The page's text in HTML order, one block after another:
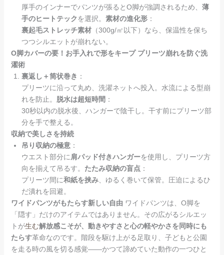
厚手のインナーでパンツが張るとO脚が強調されるため、 薄
手のヒートテック を選択。 素材の進化形：
裏起毛ストレッチ素材（300g/㎡以下）なら、保温性を保ち
つつシルエットが崩れない。
O脚カバーの要！お手入れで形をキープ プリーツ崩れを防ぐ洗
濯術
裏返し＋筒状巻き ：
プリーツに沿って丸め、洗濯ネットへ投入。水流による型崩
れを防止。
脱水は超短時間 ：
30秒以内の脱水後、ハンガーで陰干し。干す前にプリーツ部
分を手で整える。
収納で美しさを持続
吊り収納の極意：
ウエスト部分に 肩パッド付きハンガーを使用し、プリーツ方
向を揃えて吊るす。 たたみ収納の盲点 ：
プリーツ間に和紙を挟み、ゆるく巻いて保管。圧迫によるひ
だ潰れを回避。
ワイドパンツがもたらす新しい自由 ワイドパンツは、O脚を
「隠す」だけのアイテムではありません。その広がるシルエッ
トが生む解放感こそが、動きやすさと心の軽やかさを同時にも
たらす革命なのです。階段を駆け上がる足取り、子どもと公園
を走る時の風を切る感覚——かつて諦めていた動作の一つひと